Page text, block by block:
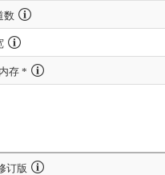
数
存 *
订版